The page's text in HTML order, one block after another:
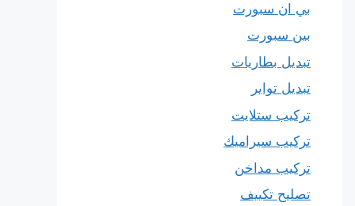
بي ان سبورت
بين سبورت
تبديل بطاريات
تبديل تواير
تركيب ستلايت
تركيب سيراميك
تركيب مداخن
تصليح تكييف